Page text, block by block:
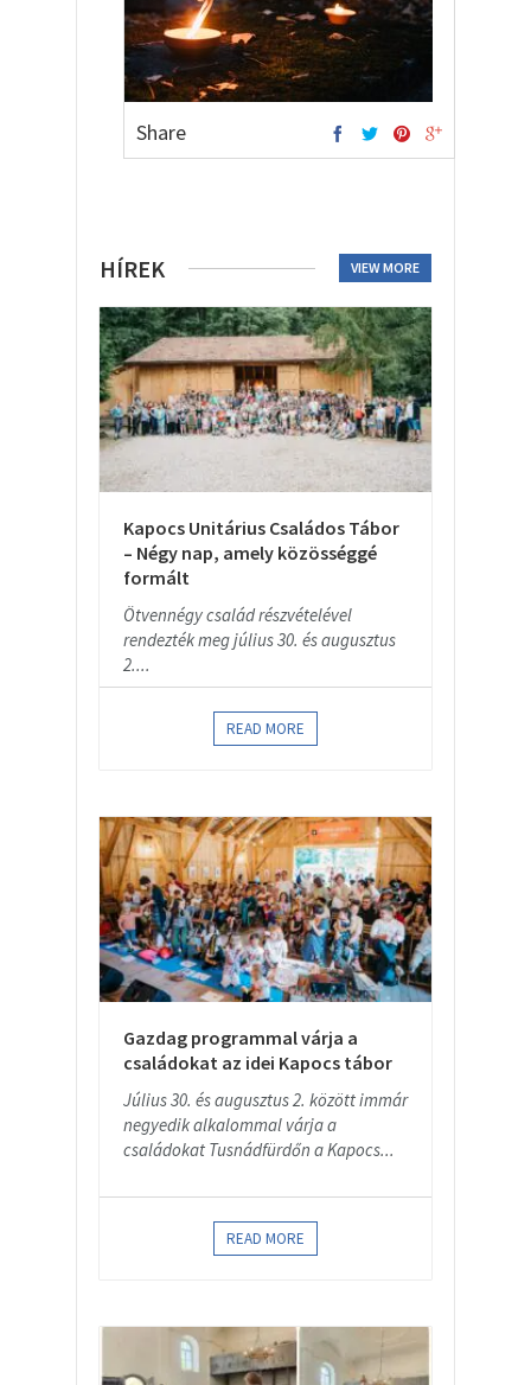
Share
HÍREK VIEW MORE
Kapocs Unitárius Családos Tábor
– Négy nap, amely közösséggé
formált
Ötvennégy család részvételével
rendezték meg július 30. és augusztus
2....
READ MORE
Gazdag programmal várja a
családokat az idei Kapocs tábor
Július 30. és augusztus 2. között immár
negyedik alkalommal várja a
családokat Tusnádfürdőn a Kapocs...
READ MORE